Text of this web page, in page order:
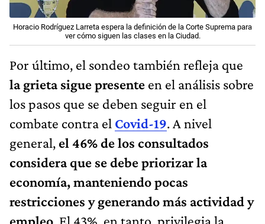
Horacio Rodríguez Larreta espera la definición de la Corte Suprema para
ver cómo siguen las clases en la Ciudad.
Por último, el sondeo también refleja que
la grieta sigue presente en el análisis sobre
los pasos que se deben seguir en el
combate contra el Covid-19. A nivel
general, el 46% de los consultados
considera que se debe priorizar la
economía, manteniendo pocas
restricciones y generando más actividad y
empleo . El 43%, en tanto, privilegia la